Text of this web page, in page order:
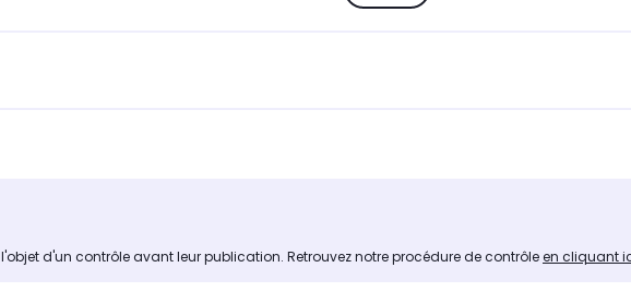
d'un contrôle avant leur publication. Retrouvez notre procédure de contrôleen cliquant